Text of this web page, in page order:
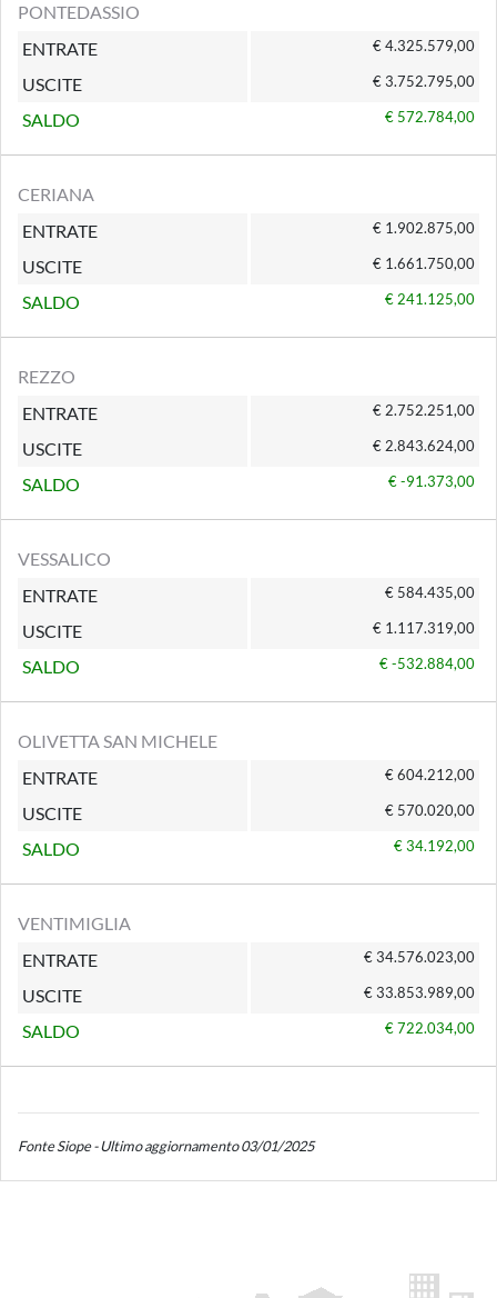
PONTEDASSIO
ENTRATE
€ 4.325.579,00
USCITE € 3.752.795,00
SALDO € 572.784,00
CERIANA
ENTRATE
€ 1.902.875,00
USCITE € 1.661.750,00
SALDO € 241.125,00
REZZO
ENTRATE
€ 2.752.251,00
USCITE € 2.843.624,00
SALDO € -91.373,00
VESSALICO
ENTRATE
€ 584.435,00
USCITE € 1.117.319,00
SALDO € -532.884,00
OLIVETTA SAN MICHELE
ENTRATE
€ 604.212,00
USCITE € 570.020,00
SALDO € 34.192,00
VENTIMIGLIA
ENTRATE
€ 34.576.023,00
USCITE € 33.853.989,00
SALDO € 722.034,00
Fonte Siope - Ultimo aggiornamento 03/01/2025